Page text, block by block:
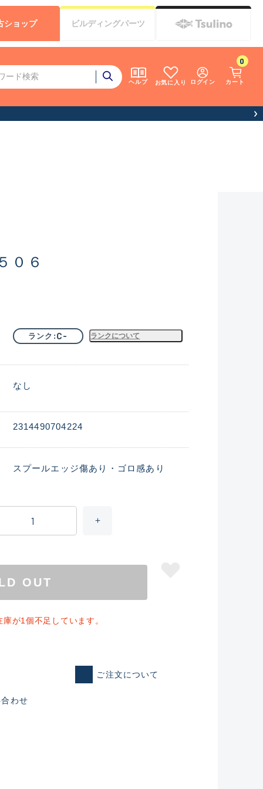
ヘルプ お気に入り ログイン カート
0
ショップ ビルディングパーツ
お客様へお知ら
れた未使用
０６
ランク C- ランクについて
なし
2314490704224
スプールエッジ傷あり・ゴロ感あり
OUT
が1個不足しています。
ご注文について
わせ